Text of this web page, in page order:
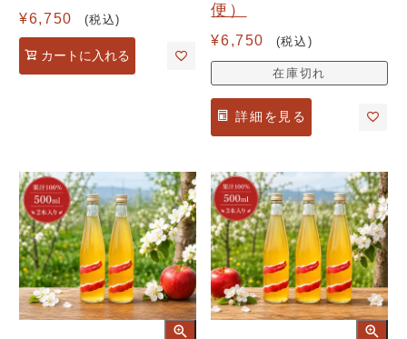
¥6,750 税込
カートに入れる
便）
¥6,750 税込
在庫切れ
詳細を見る